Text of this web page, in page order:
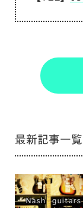
最新記事一覧